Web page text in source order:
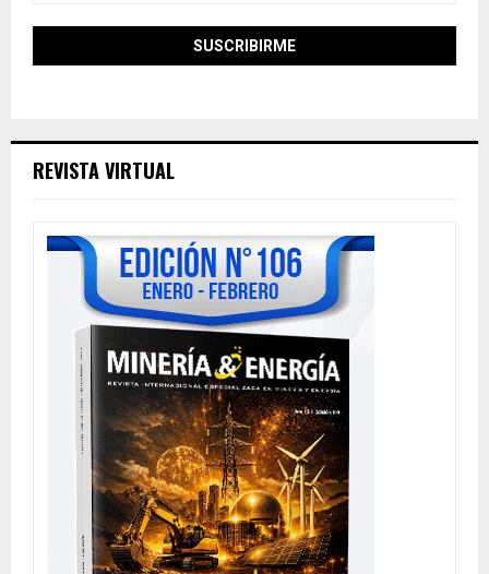
REVISTA VIRTUAL